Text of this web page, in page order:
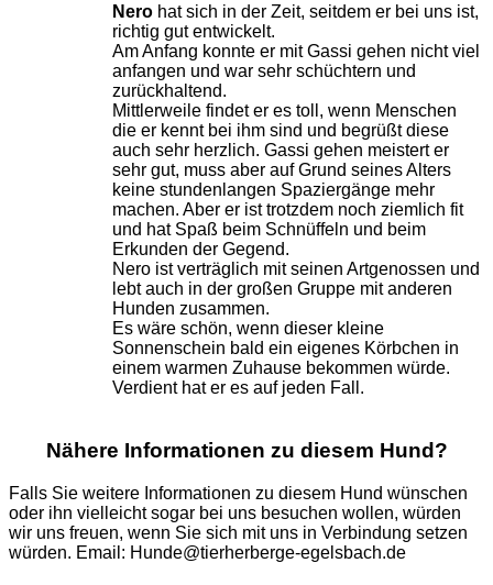
Nero hat sich in der Zeit, seitdem er bei uns ist,
richtig gut entwickelt.
Am Anfang konnte er mit Gassi gehen nicht viel
anfangen und war sehr schüchtern und
zurückhaltend.
Mittlerweile findet er es toll, wenn Menschen
die er kennt bei ihm sind und begrüßt diese
auch sehr herzlich. Gassi gehen meistert er
sehr gut, muss aber auf Grund seines Alters
keine stundenlangen Spaziergänge mehr
machen. Aber er ist trotzdem noch ziemlich fit
und hat Spaß beim Schnüffeln und beim
Erkunden der Gegend.
Nero ist verträglich mit seinen Artgenossen und
lebt auch in der großen Gruppe mit anderen
Hunden zusammen.
Es wäre schön, wenn dieser kleine
Sonnenschein bald ein eigenes Körbchen in
einem warmen Zuhause bekommen würde.
Verdient hat er es auf jeden Fall.
Nähere Informationen zu diesem Hund?
Falls Sie weitere Informationen zu diesem Hund wünschen
oder ihn vielleicht sogar bei uns besuchen wollen, würden
wir uns freuen, wenn Sie sich mit uns in Verbindung setzen
würden. Email: Hunde@tierherberge-egelsbach.de